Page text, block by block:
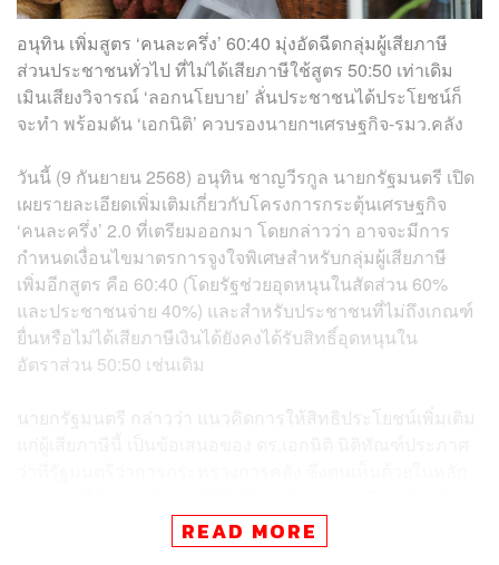
อนุทิน เพิ่มสูตร ‘คนละครึ่ง’ 60:40 มุ่งอัดฉีดกลุ่มผู้เสียภาษี
ส่วนประชาชนทั่วไป ที่ไม่ได้เสียภาษีใช้สูตร 50:50 เท่าเดิม
เมินเสียงวิจารณ์ ‘ลอกนโยบาย’ ลั่นประชาชนได้ประโยชน์ก็
จะทำ พร้อมดัน ‘เอกนิติ’ ควบรองนายกฯเศรษฐกิจ-รมว.คลัง
วันนี้ (9 กันยายน 2568) อนุทิน ชาญวีรกูล นายกรัฐมนตรี เปิด
เผยรายละเอียดเพิ่มเติมเกี่ยวกับโครงการกระตุ้นเศรษฐกิจ
‘คนละครึ่ง’ 2.0 ที่เตรียมออกมา โดยกล่าวว่า อาจจะมีการ
กำหนดเงื่อนไขมาตรการจูงใจพิเศษสำหรับกลุ่มผู้เสียภาษี
เพิ่มอีกสูตร คือ 60:40 (โดยรัฐช่วยอุดหนุนในสัดส่วน 60%
และประชาชนจ่าย 40%) และสำหรับประชาชนที่ไม่ถึงเกณฑ์
ยื่นหรือไม่ได้เสียภาษีเงินได้ยังคงได้รับสิทธิ์อุดหนุนใน
อัตราส่วน 50:50 เช่นเดิม
นายกรัฐมนตรี กล่าวว่า แนวคิดการให้สิทธิประโยชน์เพิ่มเติม
แล้ว โดยมีเงื่อนไขสำคัญว่าจะต้องไม่ขัดต่อรัฐธรรมนูญและ
กฎหมาย ไม่สร้างภาระกระทบต่อกรอบงบประมาณ และต้อง
READ MORE